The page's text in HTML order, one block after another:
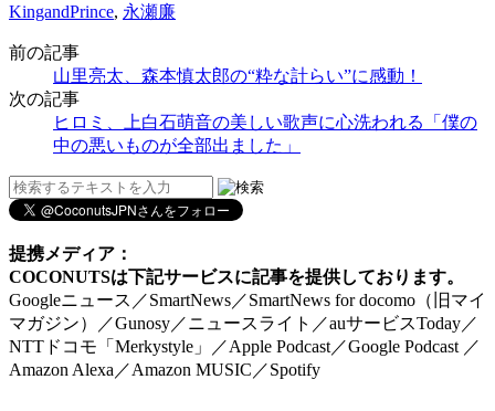
KingandPrince, 永瀬廉
前の記事
山里亮太、森本慎太郎の“粋な計らい”に感動！
次の記事
ヒロミ、上白石萌音の美しい歌声に心洗われる「僕の
中の悪いものが全部出ました」
提携メディア：
COCONUTSは下記サービスに記事を提供しております。
Googleニュース／SmartNews／SmartNews for docomo（旧マイ
マガジン）／Gunosy／ニュースライト／auサービスToday／
NTTドコモ「Merkystyle」／Apple Podcast／Google Podcast ／
Amazon Alexa／Amazon MUSIC／Spotify